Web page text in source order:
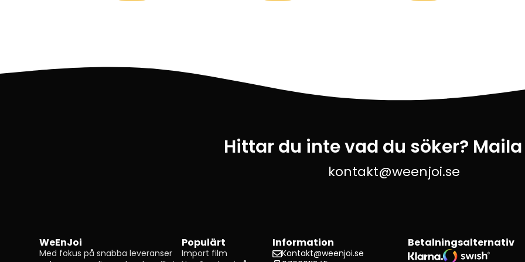
Hittar du inte vad du söker?
kontakt@weenjoi.se
WeEnJoi
Med fokus på snabba leveranser
Populärt
Import film
Information
Kontakt@weenjoi.se
Betalningsalternativ